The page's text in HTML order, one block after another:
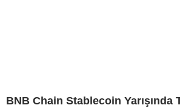
BNB Chain Stablecoin Yarışında